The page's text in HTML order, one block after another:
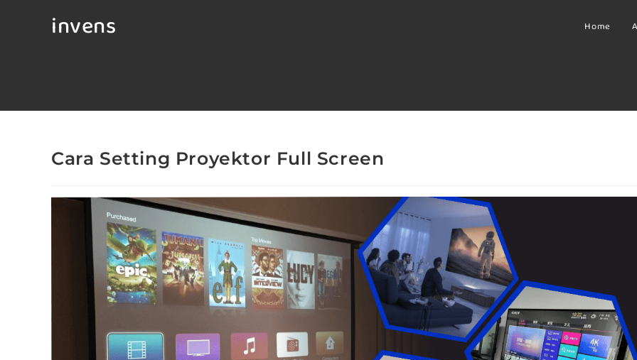
invens Home
Cara Setting Proyektor Full Screen